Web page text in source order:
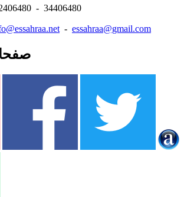
- 34406480
- essahraa@gmail.com